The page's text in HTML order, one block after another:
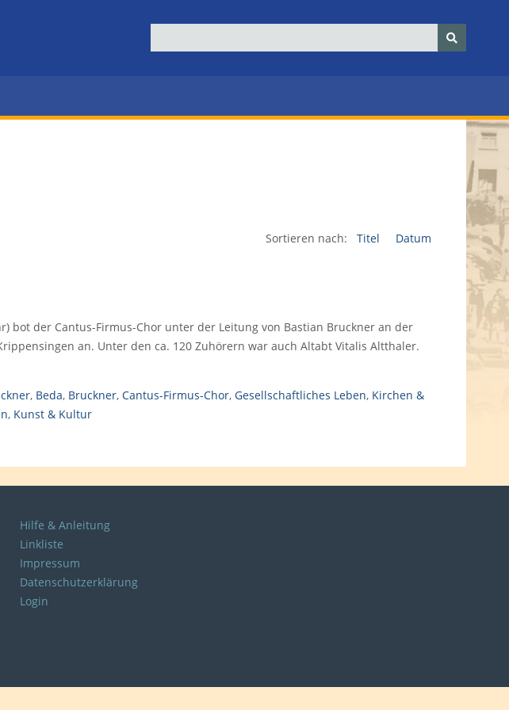
Sortieren nach: Titel Datum
bot der Cantus-Firmus-Chor unter der Leitung von Bastian Bruckner an der
an. Unter den ca. 120 Zuhörern war auch Altabt Vitalis Altthaler.
, Beda, Bruckner, Cantus-Firmus-Chor, Gesellschaftliches Leben, Kirchen &
, Kunst & Kultur
Hilfe & Anleitung
Linkliste
Impressum
Datenschutzerklärung
Login